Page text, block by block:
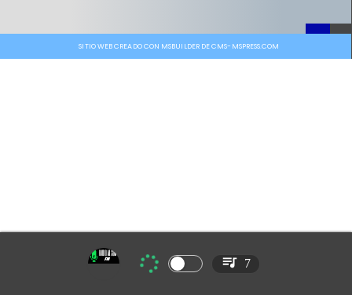
SITIO WEB CREADO CON MSBUILDER DE CMS-MSPRESS.COM
7